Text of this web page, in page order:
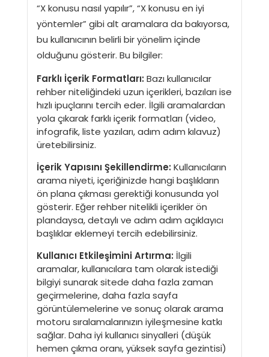
“X konusu nasıl yapılır”, “X konusu en iyi
yöntemler” gibi alt aramalara da bakıyorsa,
bu kullanıcının belirli bir yönelim içinde
olduğunu gösterir. Bu bilgiler:
Farklı İçerik Formatları: Bazı kullanıcılar
rehber niteliğindeki uzun içerikleri, bazıları ise
hızlı ipuçlarını tercih eder. İlgili aramalardan
yola çıkarak farklı içerik formatları (video,
infografik, liste yazıları, adım adım kılavuz)
üretebilirsiniz.
İçerik Yapısını Şekillendirme: Kullanıcıların
arama niyeti, içeriğinizde hangi başlıkların
ön plana çıkması gerektiği konusunda yol
gösterir. Eğer rehber nitelikli içerikler ön
plandaysa, detaylı ve adım adım açıklayıcı
başlıklar eklemeyi tercih edebilirsiniz.
Kullanıcı Etkileşimini Artırma: İlgili
aramalar, kullanıcılara tam olarak istediği
bilgiyi sunarak sitede daha fazla zaman
geçirmelerine, daha fazla sayfa
görüntülemelerine ve sonuç olarak arama
motoru sıralamalarınızın iyileşmesine katkı
sağlar. Daha iyi kullanıcı sinyalleri (düşük
hemen çıkma oranı, yüksek sayfa gezintisi)